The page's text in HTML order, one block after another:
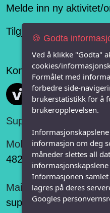
Melde inn ny aktivitet/
Tilgjengelighetserklæring
Konseptet er levert av
Vi FRITID
Support:
Mobil:
482 75 848
Mail:
support@vifritid.no
🍪 Godta
Ved å klikke "Godta"
cookies/
Formålet med
forbedre side-
brukerstatistikk for å
brukeropplevelsen.
informasjon om deg
måneder slettes all
Informasjonen
lagres på deres
Googles